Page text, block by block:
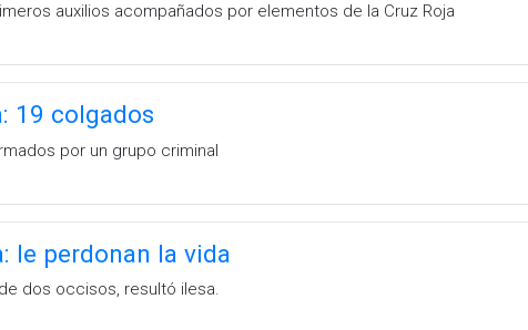
auxilios acompañados por elementos de la Cruz Roja
19 colgados
por un grupo criminal
le perdonan la vida
dos occisos, resultó ilesa.